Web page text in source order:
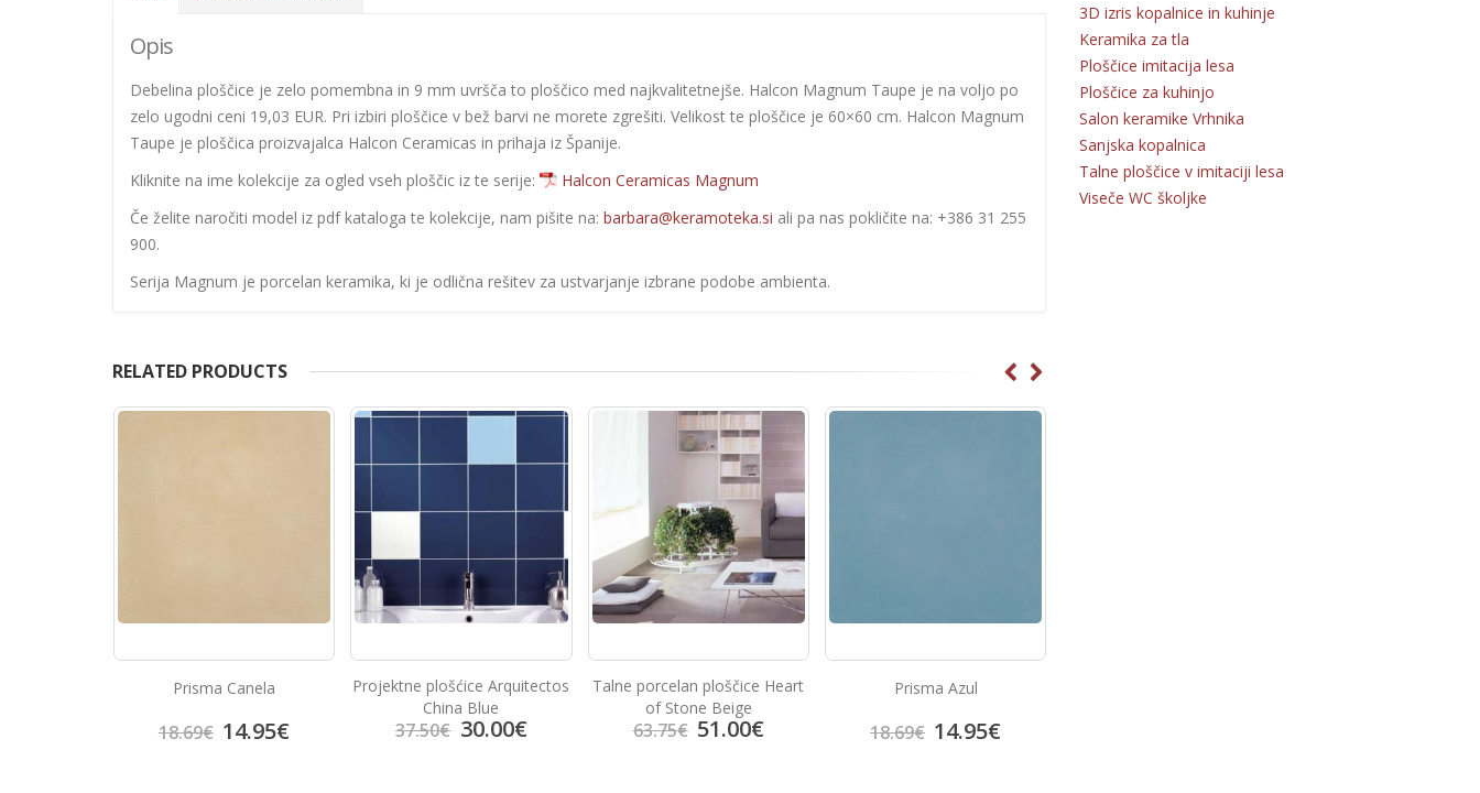
Opis
Debelina ploščice je zelo pomembna in 9 mm uvršča to ploščico med najkvalitetnejše. Halcon Magnum Taupe je na voljo po
zelo ugodni ceni 19,03 EUR. Pri izbiri ploščice v bež barvi ne morete zgrešiti. Velikost te ploščice je 60×60 cm. Halcon Magnum
Taupe je ploščica proizvajalca Halcon Ceramicas in prihaja iz Španije.
Kliknite na ime kolekcije za ogled vseh ploščic iz te serije:
Halcon Ceramicas Magnum
Če želite naročiti model iz pdf kataloga te kolekcije, nam pišite na: barbara@keramoteka.si ali pa nas pokličite na: +386 31 255
900.
Serija Magnum je porcelan keramika, ki je odlična rešitev za ustvarjanje izbrane podobe ambienta.
RELATED PRODUCTS
Prisma Canela
18.69€ 14.95€
Projektne plošćice Arquitectos
China Blue
37.50€ 30.00€
Talne porcelan ploščice Heart
of Stone Beige
63.75€ 51.00€
Prisma Azul
18.69€ 14.95€
3D izris kopalnice in kuhinje
Keramika za tla
Ploščice imitacija lesa
Ploščice za kuhinjo
Salon keramike Vrhnika
Sanjska kopalnica
Talne ploščice v imitaciji lesa
Viseče WC školjke